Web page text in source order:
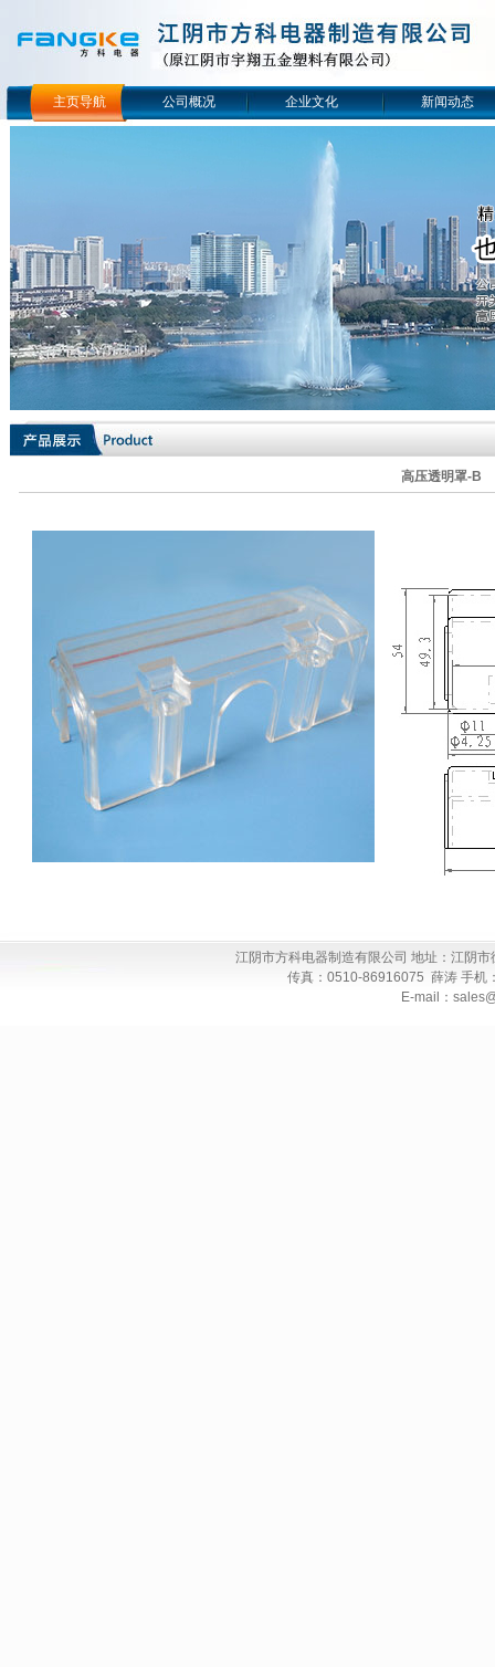
主页导航 公司概况 企业文化 新闻动态
高压透明罩-B
江阴市方科电器制造有限公司 地址：江阴
传真：0510-86916075 薛涛 手机
E-mail：